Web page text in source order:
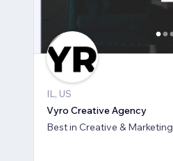
IL, US
Vyro Creative Agency
Best in Creative & Marketing